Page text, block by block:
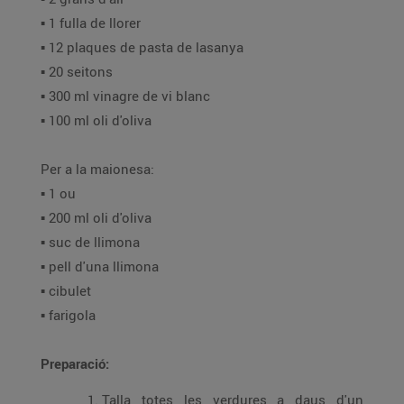
▪️ 1 fulla de llorer
▪️ 12 plaques de pasta de lasanya
▪️ 20 seitons
▪️ 300 ml vinagre de vi blanc
▪️ 100 ml oli d'oliva
Per a la maionesa:
▪️ 1 ou
▪️ 200 ml oli d'oliva
▪️ suc de llimona
▪️ pell d'una llimona
▪️ cibulet
▪️ farigola
Preparació:
Talla totes les verdures a daus d'un